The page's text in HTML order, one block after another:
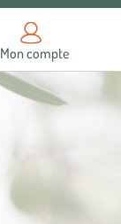
Mon compte